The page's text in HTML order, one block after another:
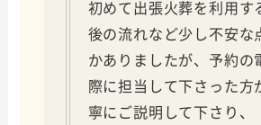
初めて出張火葬を利用す
後の流れなど少し不安な
かありましたが、予約の
際に担当して下さった方
寧にご説明して下さり、